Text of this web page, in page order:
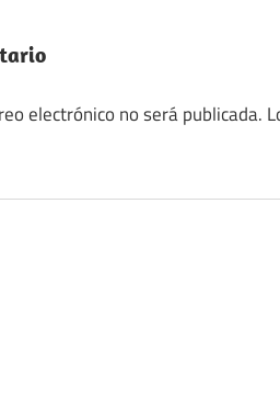
electrónico no será publicada.